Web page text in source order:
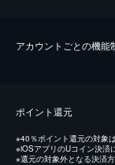
アカウントごとの機能
ポイント還元
※40％ポイント還元の対象
※iOSアプリのUコイン決済
※還元の対象外となる決済